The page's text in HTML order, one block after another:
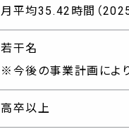
月平均35.42時間（
若干名
※今後の事業計画によ
高卒以上